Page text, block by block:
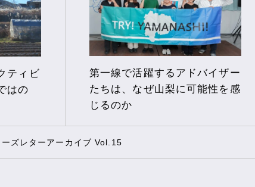
ティビ
はの
第一線で活躍するアドバイザー
たちは、なぜ山梨に可能性を感
じるのか
ーズレターアーカイブ Vol.15